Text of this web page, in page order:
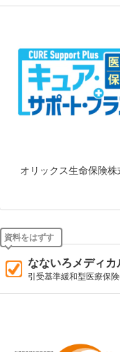
オリックス生命保険株
なないろメディ
引受基準緩和型医療保